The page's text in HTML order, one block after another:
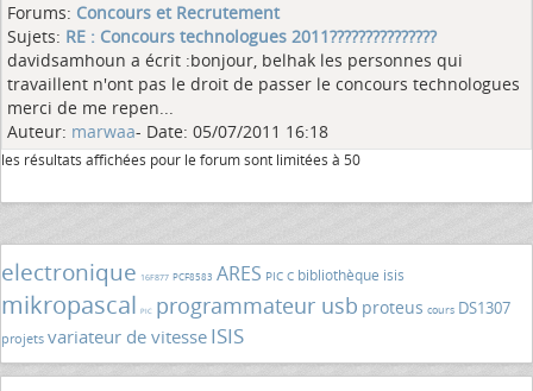
Forums: Concours et Recrutement
Sujets: RE : Concours technologues 2011???????????????
davidsamhoun a écrit :bonjour, belhak les personnes qui
travaillent n'ont pas le droit de passer le concours technologues
merci de me repen...
Auteur: marwaa- Date: 05/07/2011 16:18
les résultats affichées pour le forum sont limitées à 50
electronique 16F877 PCF8583 ARES PIC C bibliothèque isis
mikropascal PIC programmateur usb proteus cours DS1307
projets variateur de vitesse ISIS